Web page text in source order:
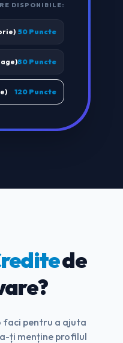
DISPONIBILE:
50 Puncte
80 Puncte
120 Puncte
de
faci pentru a ajuta
ți menține profilul